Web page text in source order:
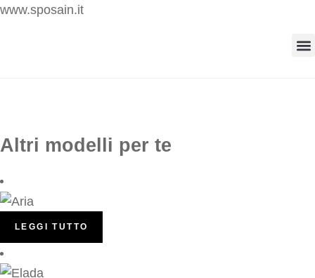
www.sposain.it
Altri modelli per te
LEGGI TUTTO